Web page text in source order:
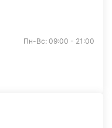
Пн-Вс: 09:00 - 21:00